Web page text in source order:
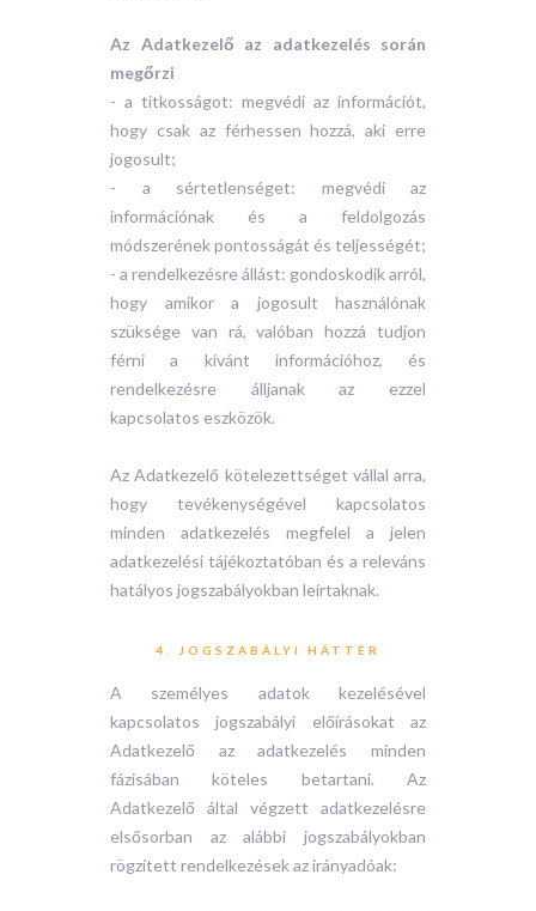
Az Adatkezelő az adatkezelés során
megőrzi
- a titkosságot: megvédi az információt,
hogy csak az férhessen hozzá, aki erre
jogosult;
- a sértetlenséget: megvédi az
információnak és a feldolgozás
módszerének pontosságát és teljességét;
- a rendelkezésre állást: gondoskodik arról,
hogy amikor a jogosult használónak
szüksége van rá, valóban hozzá tudjon
férni a kívánt információhoz, és
rendelkezésre álljanak az ezzel
kapcsolatos eszközök.
Az Adatkezelő kötelezettséget vállal arra,
hogy tevékenységével kapcsolatos
minden adatkezelés megfelel a jelen
adatkezelési tájékoztatóban és a releváns
hatályos jogszabályokban leírtaknak.
4. JOGSZABÁLYI HÁTTÉR
A személyes adatok kezelésével
kapcsolatos jogszabályi előírásokat az
Adatkezelő az adatkezelés minden
fázisában köteles betartani. Az
Adatkezelő által végzett adatkezelésre
elsősorban az alábbi jogszabályokban
rögzített rendelkezések az irányadóak: